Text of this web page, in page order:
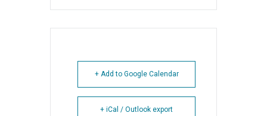
+ Add to Google Calendar
+ iCal / Outlook export